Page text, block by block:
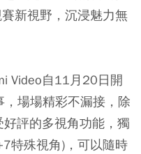
新視野，沉浸魅力無
Video自11月20日開
場場精彩不漏接，除
評的多視角功能，獨
特殊視角)，可以隨時